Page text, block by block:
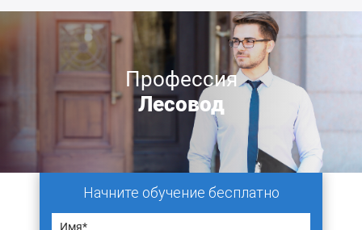
Профессия
Лесовод
Начните обучение бесплатно